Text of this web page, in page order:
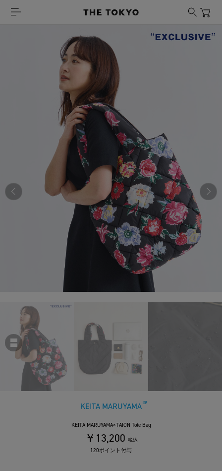
KEITA MARUYAMA
KEITA MARUYAMA×TAION Tote Bag
￥13,200 税込
120ポイント付与